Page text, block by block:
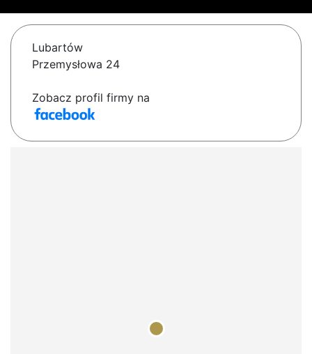
Lubartów
Przemysłowa 24
Zobacz profil firmy na